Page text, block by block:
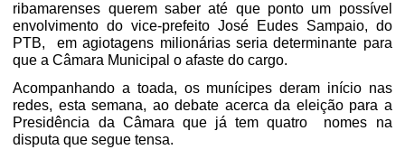
ribamarenses querem saber até que ponto um possível
envolvimento do vice-prefeito José Eudes Sampaio, do
PTB,
em agiotagens milionárias seria determinante para
que a Câmara Municipal o afaste do cargo.
Acompanhando a toada, os munícipes deram início nas
redes, esta semana, ao debate acerca da eleição para a
Presidência da Câmara que já tem quatro
nomes na
disputa que segue tensa.